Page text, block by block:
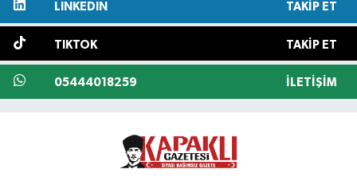
LINKEDIN TAKIP ET
TIKTOK TAKIP ET
05444018259 İLETIŞIM